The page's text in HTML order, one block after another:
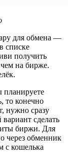
для обмена —
списке
получить
на бирже.
планируете
то конечно
нужно сразу
сделать
биржи. Для
через обменник
с кошелька